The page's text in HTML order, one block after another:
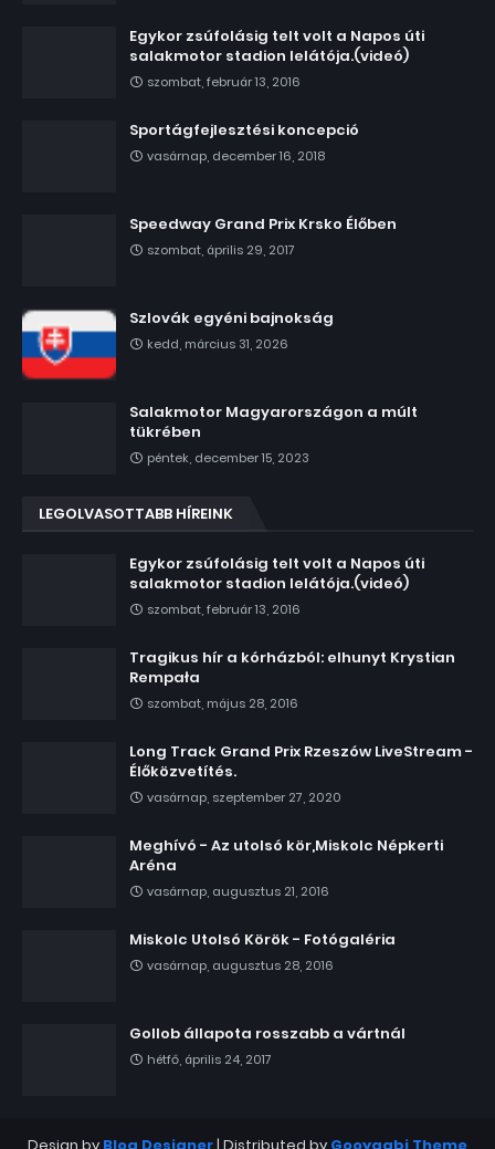
Egykor zsúfolásig telt volt a Napos úti
salakmotor stadion lelátója.(videó)
szombat, február 13, 2016
Sportágfejlesztési koncepció
vasárnap, december 16, 2018
Speedway Grand Prix Krsko Élőben
szombat, április 29, 2017
Szlovák egyéni bajnokság
kedd, március 31, 2026
Salakmotor Magyarországon a múlt
tükrében
péntek, december 15, 2023
LEGOLVASOTTABB HÍREINK
Egykor zsúfolásig telt volt a Napos úti
salakmotor stadion lelátója.(videó)
szombat, február 13, 2016
Tragikus hír a kórházból: elhunyt Krystian
Rempała
szombat, május 28, 2016
Long Track Grand Prix Rzeszów LiveStream -
Élőközvetítés.
vasárnap, szeptember 27, 2020
Meghívó - Az utolsó kör,Miskolc Népkerti
Aréna
vasárnap, augusztus 21, 2016
Miskolc Utolsó Körök - Fotógaléria
vasárnap, augusztus 28, 2016
Gollob állapota rosszabb a vártnál
hétfő, április 24, 2017